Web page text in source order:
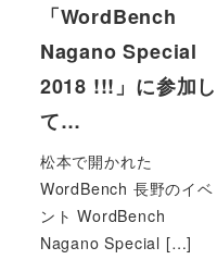
「WordBench
Nagano Special
2018 !!!」に参加し
て…
松本で開かれた
WordBench 長野のイベ
ント WordBench
Nagano Special […]